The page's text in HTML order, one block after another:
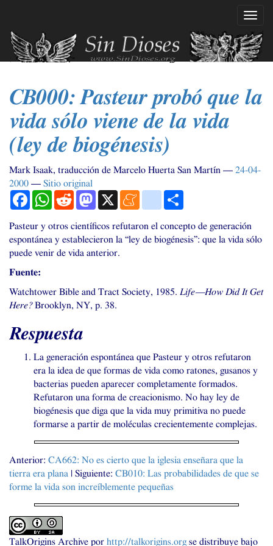
contenido
principal
CB000: Pasteur probó que la
vida sólo viene de la vida
(ley de biogénesis)
Mark Isaak, traducción de Marcelo Huerta San Martín
24-04-
2000
Sitio original
FacebookWhatsApp
RedditMastodon
X Meneameblogger_post
Pasteur y otros científicos refutaron el concepto de generación
espontánea y establecieron la “ley de biogénesis”: que la vida sólo
puede venir de vida anterior.
Fuente:
Watchtower Bible and Tract Society, 1985. Life—How Did It Get
Here?Brooklyn, NY, p. 38.
Respuesta
La generación espontánea que Pasteur y otros refutaron
era la idea de que formas de vida como ratones, gusanos y
bacterias pueden aparecer completamente formados.
Refutaron una forma de creacionismo. No hay ley de
biogénesis que diga que la vida muy primitiva no puede
formarse a partir de moléculas crecientemente complejas.
Anterior: CA662: No es cierto que la iglesia enseñara que la
tierra era plana | Siguiente: CB010: Las probabilidades de que se
forme la vida son increíblemente pequeñas
TalkOrigins Archive por http://talkorigins.orgse distribuye bajo